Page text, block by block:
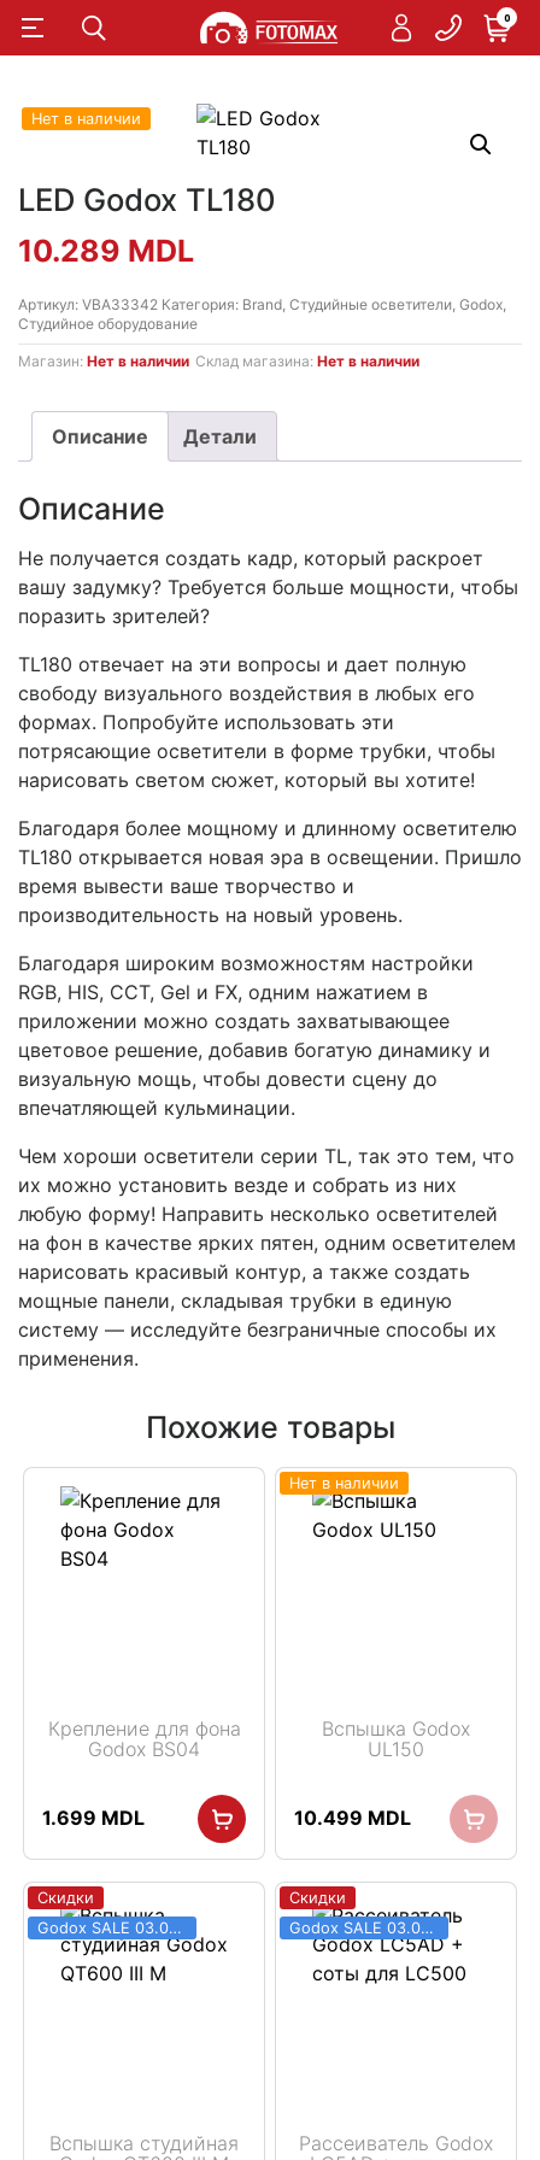
0
Нет в наличии
LED Godox TL180
10.289 MDL
Артикул: VBA33342 Категория: Brand, Студийные осветители, Godox,
Студийное оборудование
Магазин: Нет в наличии Склад магазина: Нет в наличии
Описание Детали
Описание
Не получается создать кадр, который раскроет
вашу задумку? Требуется больше мощности, чтобы
поразить зрителей?
TL180 отвечает на эти вопросы и дает полную
свободу визуального воздействия в любых его
формах. Попробуйте использовать эти
потрясающие осветители в форме трубки, чтобы
нарисовать светом сюжет, который вы хотите!
Благодаря более мощному и длинному осветителю
TL180 открывается новая эра в освещении. Пришло
время вывести ваше творчество и
производительность на новый уровень.
Благодаря широким возможностям настройки
RGB, HIS, CCT, Gel и FX, одним нажатием в
приложении можно создать захватывающее
цветовое решение, добавив богатую динамику и
визуальную мощь, чтобы довести сцену до
впечатляющей кульминации.
Чем хороши осветители серии TL, так это тем, что
их можно установить везде и собрать из них
любую форму! Направить несколько осветителей
на фон в качестве ярких пятен, одним осветителем
нарисовать красивый контур, а также создать
мощные панели, складывая трубки в единую
систему — исследуйте безграничные способы их
применения.
Похожие товары
Крепление для фона
Godox BS04
1.699 MDL
Нет в наличии
Вспышка Godox
UL150
10.499 MDL
Скидки
Godox SALE 03.06 - 31.08
Вспышка студийная
Скидки
Godox SALE 03.06 - 31.08
Рассеиватель Godox